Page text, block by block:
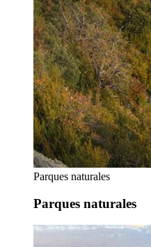
Parques naturales
Parques naturales